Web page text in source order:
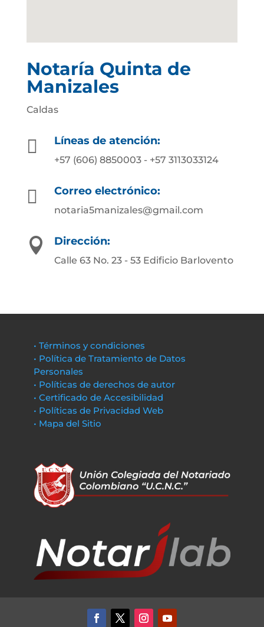
Notaría Quinta de
Manizales
Caldas
 Líneas de atención:
+57 (606) 8850003 - +57 3113033124
 Correo electrónico:
notaria5manizales@gmail.com
 Dirección:
Calle 63 No. 23 - 53 Edificio Barlovento
• Términos y condiciones
• Política de Tratamiento de Datos
Personales
• Políticas de derechos de autor
• Certificado de Accesibilidad
• Políticas de Privacidad Web
• Mapa del Sitio